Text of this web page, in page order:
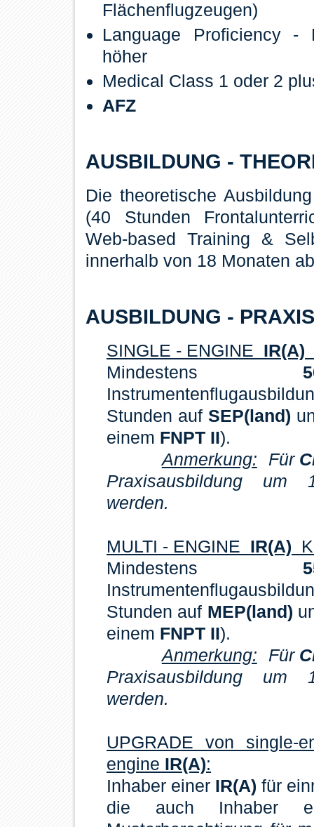
Flächenflugzeugen)
Language Proficiency
höher
Medical Class 1 oder 2
AFZ
AUSBILDUNG -
Die theoretische
(40 Stunden
Web-based Training &
innerhalb von 18 Monaten
AUSBILDUNG - PRAXIS
SINGLE - ENGINE IR(A)
Mindestens
Stunden auf SEP(land)
einem FNPT II).
Anmerkung: Für
Praxisausbildung um
werden.
MULTI - ENGINE IR(A)
Mindestens
Stunden auf MEP(land)
einem FNPT II).
Anmerkung: Für
Praxisausbildung um
werden.
UPGRADE von single-
engine IR(A):
Inhaber einer IR(A) für
die auch Inhaber